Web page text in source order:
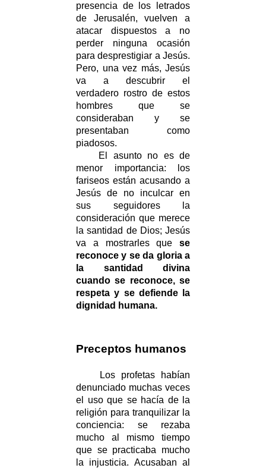
presencia de los letrados
de Jerusalén, vuelven a
atacar dispuestos a no
perder ninguna ocasión
para desprestigiar a Jesús.
Pero, una vez más, Jesús
va a descubrir el
verdadero rostro de estos
hombres que se
consideraban y se
presentaban como
piadosos.
El asunto no es de
menor importancia: los
fariseos están acusando a
Jesús de no inculcar en
sus seguidores la
consideración que merece
la santidad de Dios; Jesús
va a mostrarles que se
reconoce y se da gloria a
la santidad divina
cuando se reconoce, se
respeta y se defiende la
dignidad humana.
Preceptos humanos
Los profetas habían
denunciado muchas veces
el uso que se hacía de la
religión para tranquilizar la
conciencia: se rezaba
mucho al mismo tiempo
que se practicaba mucho
la injusticia. Acusaban al